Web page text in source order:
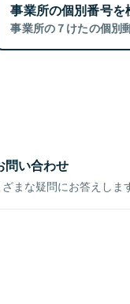
事業所の個別番号を
事業所の７けたの個別
問い合わせ
まな疑問にお答えしま